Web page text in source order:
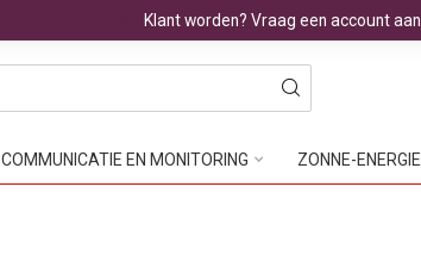
Klant worden? Vraag een account aan
COMMUNICATIE EN MONITORING ZONNE-ENERGIE